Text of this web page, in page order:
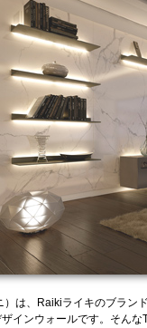
）は、Raikiライキのブラン
ザインウォールです。そん